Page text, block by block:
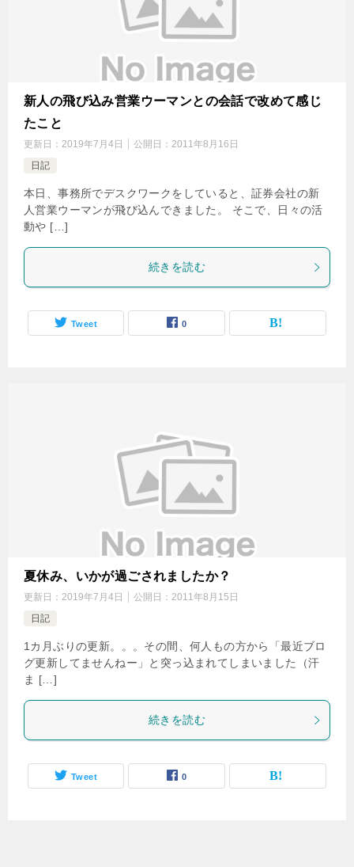
新人の飛び込み営業ウーマンとの会話で改めて感じ
たこと
更新日： 2019年7月4日 公開日： 2011年8月16日
日記
本日、事務所でデスクワークをしていると、証券会社の新
人営業ウーマンが飛び込んできました。 そこで、日々の活
動や […]
続きを読む
Tweet 0
夏休み、いかが過ごされましたか？
更新日： 2019年7月4日 公開日： 2011年8月15日
日記
1カ月ぶりの更新。。。その間、何人もの方から「最近ブロ
グ更新してませんねー」と突っ込まれてしまいました（汗
ま […]
続きを読む
Tweet 0